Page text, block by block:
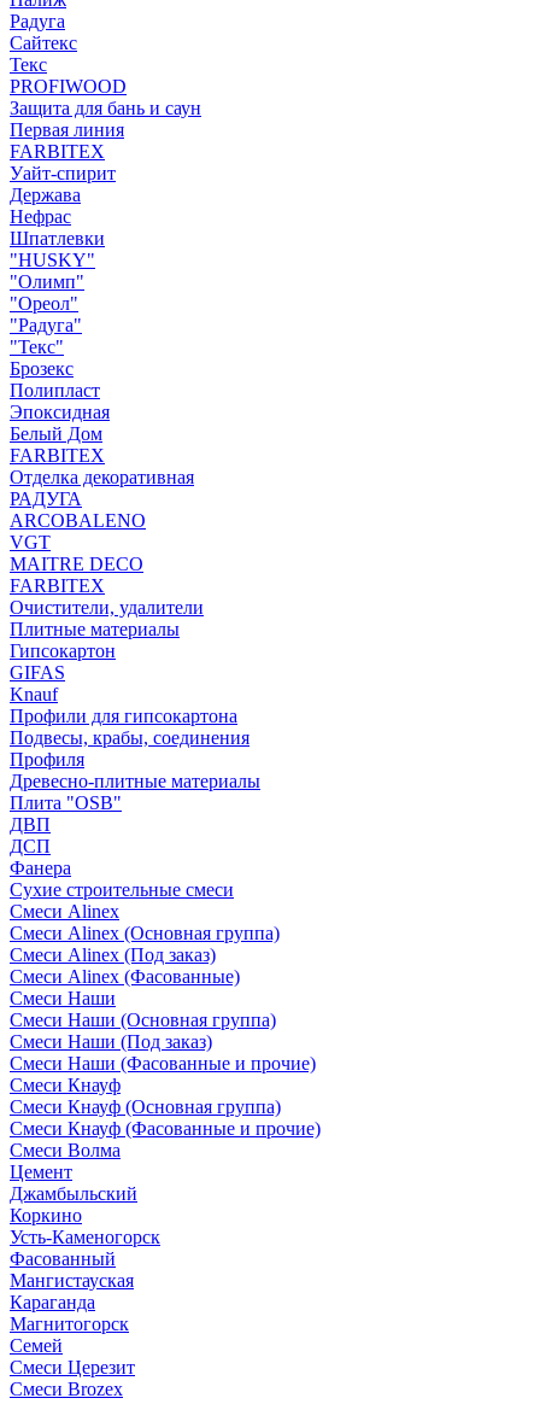
Радуга
Сайтекс
Текс
PROFIWOOD
Защита для бань и саун
Первая линия
FARBITEX
Уайт-спирит
Держава
Нефрас
Шпатлевки
"HUSKY"
"Олимп"
"Ореол"
"Радуга"
"Текс"
Брозекс
Полипласт
Эпоксидная
Белый Дом
FARBITEX
Отделка декоративная
РАДУГА
ARCOBALENO
VGT
MAITRE DECO
FARBITEX
Очистители, удалители
Плитные материалы
Гипсокартон
GIFAS
Knauf
Профили для гипсокартона
Подвесы, крабы, соединения
Профиля
Древесно-плитные материалы
Плита "OSB"
ДВП
ДСП
Фанера
Сухие строительные смеси
Смеси Alinex
Смеси Alinex (Основная группа)
Смеси Alinex (Под заказ)
Смеси Alinex (Фасованные)
Смеси Наши
Смеси Наши (Основная группа)
Смеси Наши (Под заказ)
Смеси Наши (Фасованные и прочие)
Смеси Кнауф
Смеси Кнауф (Основная группа)
Смеси Кнауф (Фасованные и прочие)
Смеси Волма
Цемент
Джамбыльский
Коркино
Усть-Каменогорск
Фасованный
Мангистауская
Караганда
Магнитогорск
Семей
Смеси Церезит
Смеси Brozex